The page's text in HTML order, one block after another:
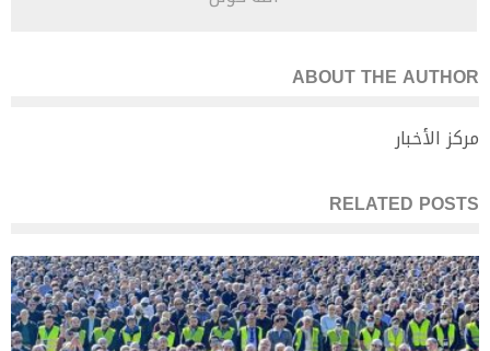
ABOUT THE AUTHOR
مركز الأخبار
RELATED POSTS